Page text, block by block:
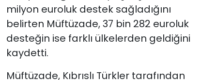
milyon euroluk destek sağladığını
belirten Müftüzade, 37 bin 282 euroluk
desteğin ise farklı ülkelerden geldiğini
kaydetti.
Müftüzade, Kıbrıslı Türkler tarafından